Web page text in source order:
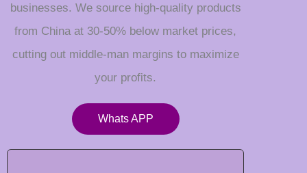
businesses. We source high-quality products
from China at 30-50% below market prices,
cutting out middle-man margins to maximize
your profits.
Whats APP